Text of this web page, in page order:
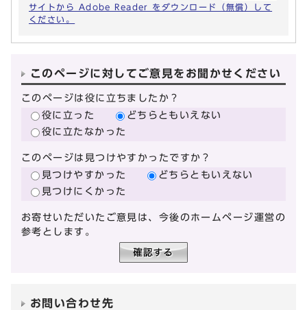
サイトから Adobe Reader をダウンロード（無償）して
ください。
このページに対してご意見をお聞かせください
このページは役に立ちましたか？
役に立った
どちらともいえない
役に立たなかった
このページは見つけやすかったですか？
見つけやすかった
どちらともいえない
見つけにくかった
お寄せいただいたご意見は、今後のホームページ運営の
参考とします。
お問い合わせ先